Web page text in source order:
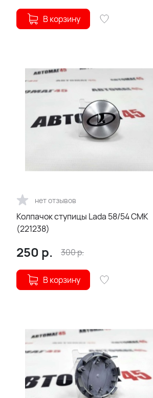
В корзину
нет отзывов
Колпачок ступицы Lada 58/54 СМК
(221238)
250 р. 300р.
В корзину